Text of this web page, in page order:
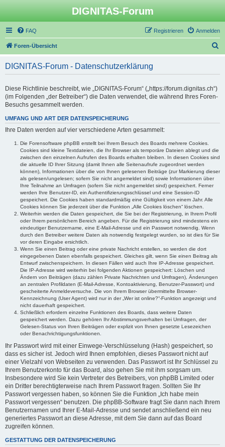
DIGNITAS-Forum
FAQ Anmelden
Registrieren
Foren-Übersicht
DIGNITAS-Forum - Datenschutzerklärung
Diese Richtlinie beschreibt, wie „DIGNITAS-Forum“ („https://forum.dignitas.ch“)
(im Folgenden „der Betreiber“) die Daten verwendet, die während Ihres Foren-
Besuchs gesammelt werden.
UMFANG UND ART DER DATENSPEICHERUNG
Ihre Daten werden auf vier verschiedene Arten gesammelt:
Die Forensoftware phpBB erstellt bei Ihrem Besuch des Boards mehrere Cookies.
Cookies sind kleine Textdateien, die Ihr Browser als temporäre Dateien ablegt und die
zwischen den einzelnen Aufrufen des Boards erhalten bleiben. In diesen Cookies sind
die aktuelle ID Ihrer Sitzung (damit Ihnen alle Seitenaufrufe zugeordnet werden
können), Informationen über die von Ihnen gelesenen Beiträge (zur Markierung dieser
als gelesen/ungelesen; sofern Sie nicht angemeldet sind) sowie Informationen über
Ihre Teilnahme an Umfragen (sofern Sie nicht angemeldet sind) gespeichert. Ferner
werden Ihre Benutzer-ID, ein Authentifizierungsschlüssel und eine Session-ID
gespeichert. Die Cookies haben standardmäßig eine Gültigkeit von einem Jahr. Alle
Cookies können Sie jederzeit über die Funktion „Alle Cookies löschen“ löschen.
Weiterhin werden die Daten gespeichert, die Sie bei der Registrierung, in Ihrem Profil
oder Ihrem persönlichem Bereich angeben. Für die Registrierung sind mindestens ein
eindeutiger Benutzername, eine E-Mail-Adresse und ein Passwort notwendig. Wenn
durch den Betreiber weitere Daten als notwendig festgelegt wurden, so ist dies für Sie
vor deren Eingabe ersichtlich.
Wenn Sie einen Beitrag oder eine private Nachricht erstellen, so werden die dort
eingegebenen Daten ebenfalls gespeichert. Gleiches gilt, wenn Sie einen Beitrag als
Entwurf zwischenspeichern. In diesen Fällen wird auch Ihre IP-Adresse gespeichert.
Die IP-Adresse wird weiterhin bei folgenden Aktionen gespeichert: Löschen und
Ändern von Beiträgen (dazu zählen Private Nachrichten und Umfragen), Änderungen
an zentralen Profildaten (E-Mail-Adresse, Kontoaktivierung, Benutzer-Passwort) und
gescheiterte Anmeldeversuche. Die von Ihrem Browser übermittelte Browser-
Kennzeichnung (User Agent) wird nur in der „Wer ist online?“-Funktion angezeigt und
nicht dauerhaft gespeichert.
Schließlich erfordern einzelne Funktionen des Boards, dass weitere Daten
gespeichert werden. Dazu gehören Ihr Abstimmungsverhalten bei Umfragen, der
Gelesen-Status von Ihren Beiträgen oder explizit von Ihnen gesetzte Lesezeichen
oder Benachrichtigungsfunktionen.
Ihr Passwort wird mit einer Einwege-Verschlüsselung (Hash) gespeichert, so
dass es sicher ist. Jedoch wird Ihnen empfohlen, dieses Passwort nicht auf
einer Vielzahl von Webseiten zu verwenden. Das Passwort ist Ihr Schlüssel zu
Ihrem Benutzerkonto für das Board, also gehen Sie mit ihm sorgsam um.
Insbesondere wird Sie kein Vertreter des Betreibers, von phpBB Limited oder
ein Dritter berechtigterweise nach Ihrem Passwort fragen. Sollten Sie Ihr
Passwort vergessen haben, so können Sie die Funktion „Ich habe mein
Passwort vergessen“ benutzen. Die phpBB-Software fragt Sie dann nach Ihrem
Benutzernamen und Ihrer E-Mail-Adresse und sendet anschließend ein neu
generiertes Passwort an diese Adresse, mit dem Sie dann auf das Board
zugreifen können.
GESTATTUNG DER DATENSPEICHERUNG